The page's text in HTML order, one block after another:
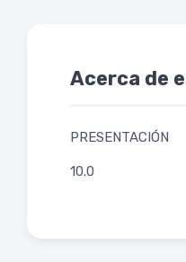
Acerca de
PRESENTACIÓN
10.0